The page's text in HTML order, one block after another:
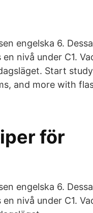
engelska 6.
nivå under C1.
Start
and more with
för
engelska 6.
nivå under C1.